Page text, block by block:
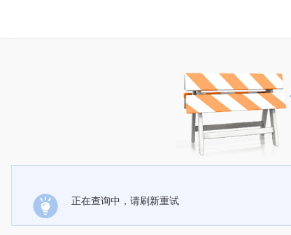
正在查询中，请刷新重试